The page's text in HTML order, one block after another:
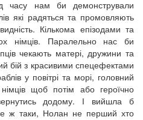
часу нам би демонстрували
які радяться та промовляють
Кількома епізодами та
німців. Паралельно нас би
чекають матері, дружини та
бій з красивими спецефектами
у повітрі та морі, головний
щоб потім або героїчно
додому. І вийшла б
ж таки, Нолан не перший хто